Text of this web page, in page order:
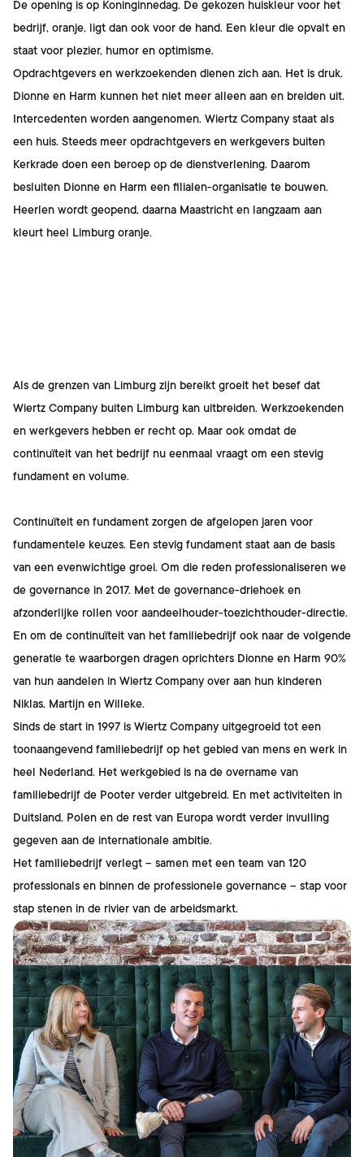
De opening is op Koninginnedag. De gekozen huiskleur voor het
bedrijf, oranje, ligt dan ook voor de hand. Een kleur die opvalt en
staat voor plezier, humor en optimisme.
Opdrachtgevers en werkzoekenden dienen zich aan. Het is druk.
Dionne en Harm kunnen het niet meer alleen aan en breiden uit.
Intercedenten worden aangenomen. Wiertz Company staat als
een huis. Steeds meer opdrachtgevers en werkgevers buiten
Kerkrade doen een beroep op de dienstverlening. Daarom
besluiten Dionne en Harm een filialen-organisatie te bouwen.
Heerlen wordt geopend, daarna Maastricht en langzaam aan
kleurt heel Limburg oranje.
Als de grenzen van Limburg zijn bereikt groeit het besef dat
Wiertz Company buiten Limburg kan uitbreiden. Werkzoekenden
en werkgevers hebben er recht op. Maar ook omdat de
continuïteit van het bedrijf nu eenmaal vraagt om een stevig
fundament en volume.
Continuïteit en fundament zorgen de afgelopen jaren voor
fundamentele keuzes. Een stevig fundament staat aan de basis
van een evenwichtige groei. Om die reden professionaliseren we
de governance in 2017. Met de governance-driehoek en
afzonderlijke rollen voor aandeelhouder-toezichthouder-directie.
En om de continuïteit van het familiebedrijf ook naar de volgende
generatie te waarborgen dragen oprichters Dionne en Harm 90%
van hun aandelen in Wiertz Company over aan hun kinderen
Niklas, Martijn en Willeke.
Sinds de start in 1997 is Wiertz Company uitgegroeid tot een
toonaangevend familiebedrijf op het gebied van mens en werk in
heel Nederland. Het werkgebied is na de overname van
familiebedrijf de Pooter verder uitgebreid. En met activiteiten in
Duitsland, Polen en de rest van Europa wordt verder invulling
gegeven aan de internationale ambitie.
Het familiebedrijf verlegt – samen met een team van 120
professionals en binnen de professionele governance – stap voor
stap stenen in de rivier van de arbeidsmarkt.